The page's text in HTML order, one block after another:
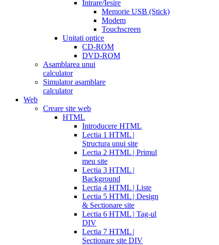
Intrare/Iesire
Memorie USB (Stick)
Modem
Touchscreen
Unitati optice
CD-ROM
DVD-ROM
Asamblarea unui
calculator
Simulator asamblare
calculator
Web
Creare site web
HTML
Introducere HTML
Lectia 1 HTML |
Structura unui site
Lectia 2 HTML | Primul
meu site
Lectia 3 HTML |
Background
Lectia 4 HTML | Liste
Lectia 5 HTML | Design
& Sectionare site
Lectia 6 HTML | Tag-ul
DIV
Lectia 7 HTML |
Sectionare site DIV